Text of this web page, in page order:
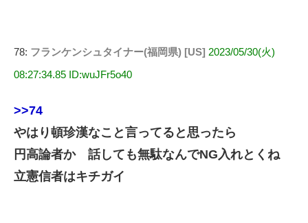
78: フランケンシュタイナー(福岡県) [US] 2023/05/30(火)
08:27:34.85 ID:wuJFr5o40
>>74
やはり頓珍漢なこと言ってると思ったら
円高論者か 話しても無駄なんでNG入れとくね
立憲信者はキチガイ